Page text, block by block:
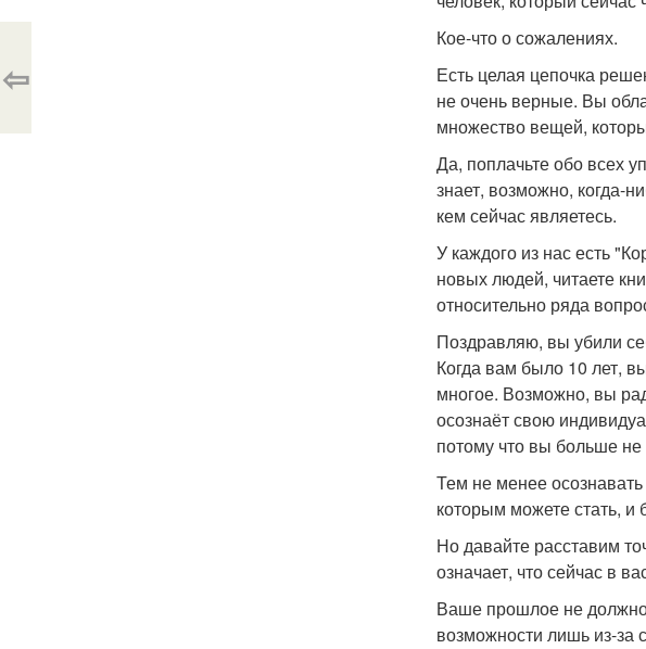
Кое-что о сожалениях.
Есть целая цепочка
не очень верные. Вы
множество вещей,
Да, поплачьте обо всех
знает, возможно, когда-
кем сейчас являетесь.
У каждого из нас есть
новых людей, читаете
относительно ряда
Поздравляю, вы убили
Когда вам было 10 лет,
многое. Возможно, вы
осознаёт свою
потому что вы больше не
Тем не менее
которым можете стать, и
Но давайте расставим
означает, что сейчас в
Ваше прошлое не
возможности лишь из-за
⇦